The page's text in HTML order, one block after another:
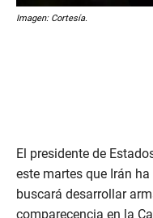
Imagen: Cortesía.
El presidente de
este martes que Irán
buscará desarrollar
comparecencia en la